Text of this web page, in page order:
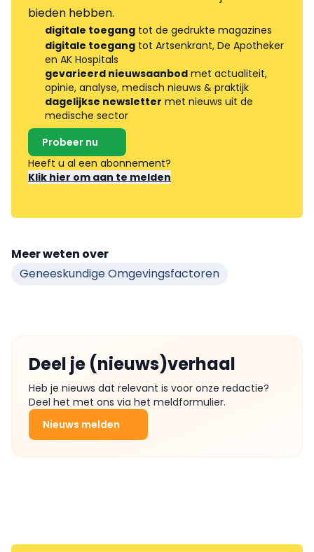
bieden hebben.
digitale toegang tot de gedrukte magazines
digitale toegang tot Artsenkrant, De Apotheker
en AK Hospitals
gevarieerd nieuwsaanbod met actualiteit,
opinie, analyse, medisch nieuws & praktijk
dagelijkse newsletter met nieuws uit de
medische sector
Probeer nu
Heeft u al een abonnement?
Klik hier om aan te melden
Meer weten over
Geneeskundige Omgevingsfactoren
Deel je (nieuws)verhaal
Heb je nieuws dat relevant is voor onze redactie?
Deel het met ons via het meldformulier.
Nieuws melden